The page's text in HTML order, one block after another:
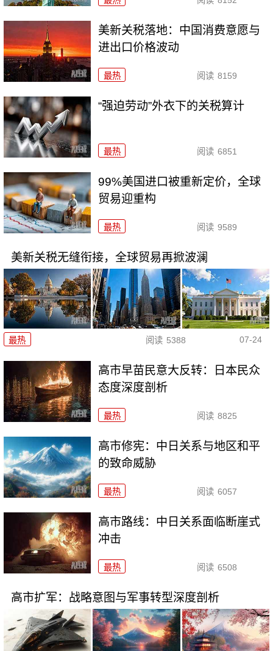
美新关税落地：中国消费意愿与
进出口价格波动
最热 阅读 8159
“强迫劳动”外衣下的关税算计
最热 阅读 6851
99%美国进口被重新定价，全球
贸易迎重构
最热 阅读 9589
美新关税无缝衔接，全球贸易再掀波澜
最热 阅读 5388 07-24
高市早苗民意大反转：日本民众
态度深度剖析
最热 阅读 8825
高市修宪：中日关系与地区和平
的致命威胁
最热 阅读 6057
高市路线：中日关系面临断崖式
冲击
最热 阅读 6508
高市扩军：战略意图与军事转型深度剖析